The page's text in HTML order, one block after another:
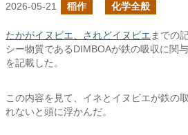
2026-05-21 稲作 化学全般
たかがイヌビエ、されどイヌビエ までの
シー物質であるDIMBOAが鉄の吸収に関
を記載した。
この内容を見て、イネとイヌビエが鉄の
れないと頭に浮かんだ。